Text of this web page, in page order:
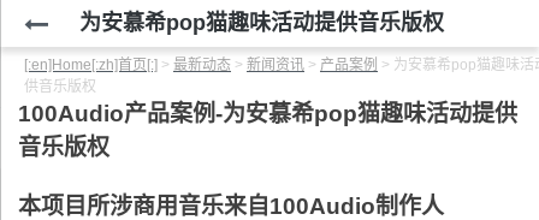
为安慕希pop猫趣味活动提供音乐版权
[:en]Home[:zh]首页[:] > 最新动态 > 新闻资讯 > 产品案例 > 为安慕希pop猫趣味活
供音乐版权
100Audio产品案例-为安慕希pop猫趣味活动提供
音乐版权
本项目所涉商用音乐来自100Audio制作人